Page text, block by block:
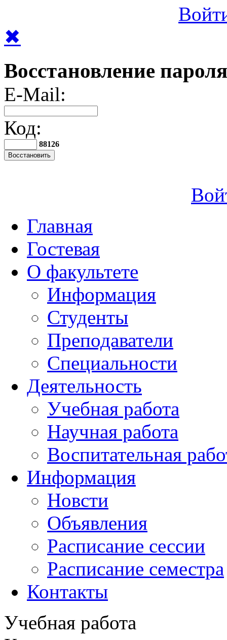
✖
Восстановление
E-Mail:
Код:
88126
Главная
Гостевая
О факультете
Информация
Студенты
Преподаватели
Специальности
Деятельность
Учебная работа
Научная работа
Воспитательная
Информация
Новсти
Объявления
Расписание сессии
Расписание семестра
Контакты
Учебная работа